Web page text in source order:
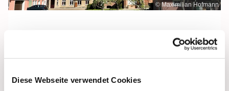
Diese Webseite verwendet Cookies
© Maximilian Hofmann
Freitag, 21. August 2026, 09:30 Uhr
Maria Rosenkranzkönigin, Demmin,